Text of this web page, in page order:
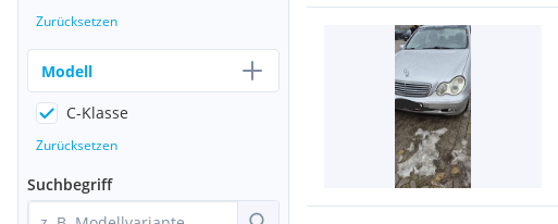
Zurücksetzen
Modell
C-Klasse
Zurücksetzen
Suchbegriff